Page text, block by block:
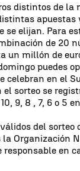
distintos de
apuestas
elijan. Para
de 20
un millón de
puedes
en el
el sorteo se
9, 8 , 7, 6 o 5
del sorteo
Organización
en